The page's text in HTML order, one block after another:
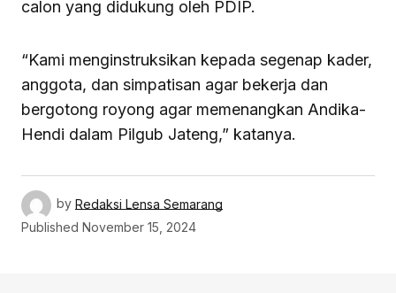
calon yang didukung oleh PDIP.
“Kami menginstruksikan kepada segenap kader,
anggota, dan simpatisan agar bekerja dan
bergotong royong agar memenangkan Andika-
Hendi dalam Pilgub Jateng,” katanya.
by Redaksi Lensa Semarang
Published November 15, 2024